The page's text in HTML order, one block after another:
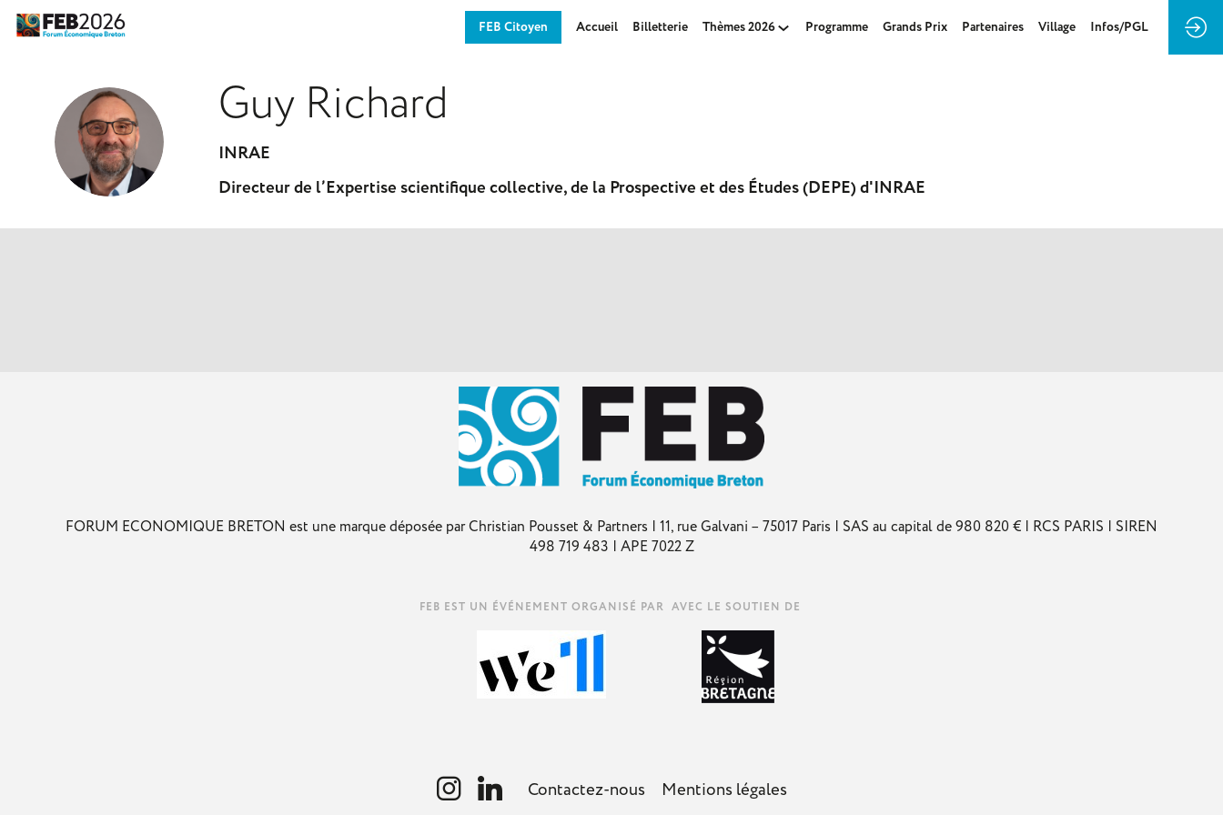
FEB Citoyen Accueil Billetterie Thèmes 2026 Programme Grands Prix Partenaires Village Infos/PGL
GR
Guy Richard
INRAE
Directeur de l’Expertise scientifique collective, de la Prospective et des Études (DEPE) d'INRAE
FORUM ECONOMIQUE BRETON est une marque déposée par Christian Pousset & Partners | 11, rue Galvani – 75017 Paris | SAS au capital de 980 820 € | RCS PARIS | SIREN
498 719 483 | APE 7022 Z
AVEC LE SOUTIEN DE
Contactez-nous Mentions légales